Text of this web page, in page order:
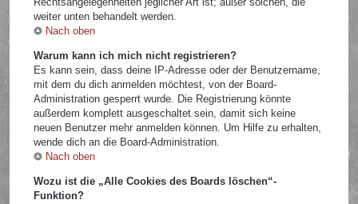
weiter unten behandelt werden.
Nach oben
Warum kann ich mich nicht registrieren?
Es kann sein, dass deine IP-Adresse oder der Benutzername,
mit dem du dich anmelden möchtest, von der Board-
Administration gesperrt wurde. Die Registrierung könnte
außerdem komplett ausgeschaltet sein, damit sich keine
neuen Benutzer mehr anmelden können. Um Hilfe zu erhalten,
wende dich an die Board-Administration.
Nach oben
Wozu ist die „Alle Cookies des Boards löschen“-
Funktion?